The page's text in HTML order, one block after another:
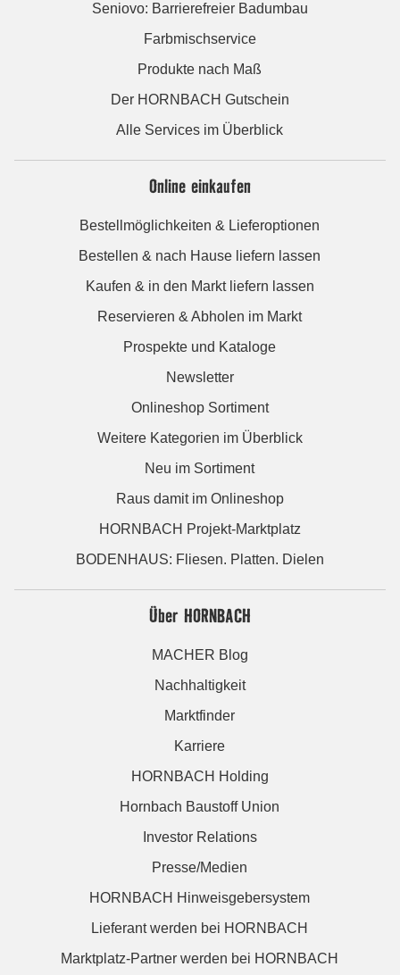
Seniovo: Barrierefreier Badumbau
Farbmischservice
Produkte nach Maß
Der HORNBACH Gutschein
Alle Services im Überblick
Online einkaufen
Bestellmöglichkeiten & Lieferoptionen
Bestellen & nach Hause liefern lassen
Kaufen & in den Markt liefern lassen
Reservieren & Abholen im Markt
Prospekte und Kataloge
Newsletter
Onlineshop Sortiment
Weitere Kategorien im Überblick
Neu im Sortiment
Raus damit im Onlineshop
HORNBACH Projekt-Marktplatz
BODENHAUS: Fliesen. Platten. Dielen
Über HORNBACH
MACHER Blog
Nachhaltigkeit
Marktfinder
Karriere
HORNBACH Holding
Hornbach Baustoff Union
Investor Relations
Presse/Medien
HORNBACH Hinweisgebersystem
Lieferant werden bei HORNBACH
Marktplatz-Partner werden bei HORNBACH